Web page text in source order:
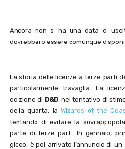
Ancora non si ha una data di
dovrebbero essere comunque
La storia delle licenze a terze parti
particolarmente travaglia. La
edizione di D&D, nel tentativo di
della quarta, laWizards of the
tentando di evitare la
parte di terze parti. In gennaio,
gioco, è poi arrivato l’annuncio di